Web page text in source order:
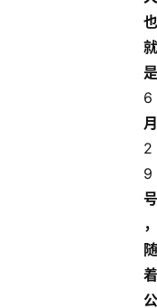
也
就
是
6
月
2
9
号
，
随
着
公